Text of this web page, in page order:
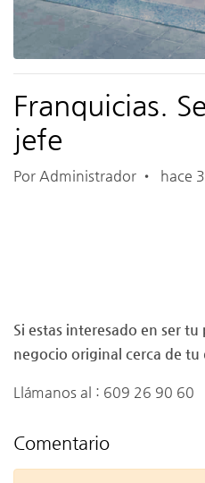
Franquicias.
jefe
Por Administrador • hace
Si estas interesado en ser
negocio original cerca de tu
Llámanos al : 609 26 90 60
Comentario